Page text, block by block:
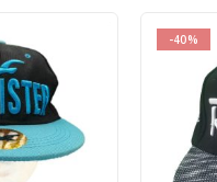
-40%